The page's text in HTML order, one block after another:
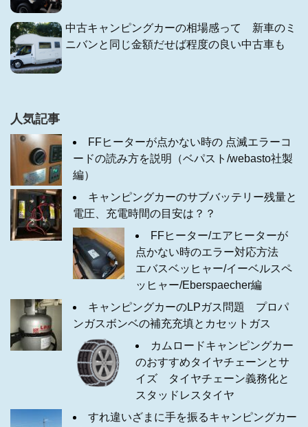
中古キャンピングカーの相場感って 新車のミ
ニバンと同じ金額だせば程度の良い中古車も
人気記事
FFヒーターが点かない時の 点滅エラーコ
ードの読み方を説明（ベパスト/webasto社製
編）
キャンピングカーのサブバッテリー残量と
電圧、充電時間の目安は？？
FFヒーター/エアヒーターが
点かない時のエラー対応方法
エバスベッヒャー/イーベルスペ
ッヒャー/Eberspaecher編
キャンピングカーのLPガス問題 プロパ
ンガスボンベの補充充填とカセットガス
カムロードキャンピングカー
のおすすめタイヤチェーンとサ
イズ タイヤチェーン義務化と
スタッドレスタイヤ
すれ違いざまに手を振るキャンピングカー